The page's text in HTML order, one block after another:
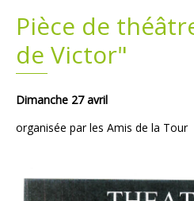
Pièce de
de Victor"
Dimanche 27 avril
organisée par les Amis de la Tour
Plans
Demandes légales
Emploi
Grands projets